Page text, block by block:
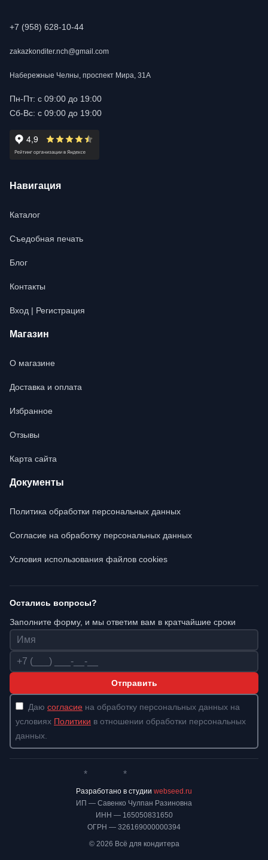
+7 (958) 628-10-44
zakazkonditer.nch@gmail.com
Набережные Челны, проспект Мира, 31А
Пн-Пт: с 09:00 до 19:00
Сб-Вс: с 09:00 до 19:00
Навигация
Каталог
Съедобная печать
Блог
Контакты
Вход | Регистрация
Магазин
О магазине
Доставка и оплата
Избранное
Отзывы
Карта сайта
Документы
Политика обработки персональных данных
Согласие на обработку персональных данных
Условия использования файлов cookies
Остались вопросы?
Заполните форму, и мы ответим вам в кратчайшие сроки
Имя
Телефон
Отправить
Даю согласие на обработку персональных данных на
условиях Политики в отношении обработки персональных
данных.
ИП — Савенко Чулпан Разиновна
ИНН — 165050831650
ОГРН — 326169000000394
© 2026 Всё для кондитера
* *
Разработано в студии webseed.ru